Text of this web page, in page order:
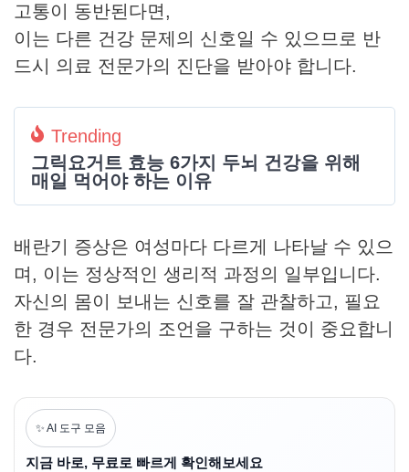
고통이 동반된다면,
이는 다른 건강 문제의 신호일 수 있으므로 반
드시 의료 전문가의 진단을 받아야 합니다.
Trending
그릭요거트 효능 6가지 두뇌 건강을 위해
매일 먹어야 하는 이유
배란기 증상은 여성마다 다르게 나타날 수 있으
며, 이는 정상적인 생리적 과정의 일부입니다.
자신의 몸이 보내는 신호를 잘 관찰하고, 필요
한 경우 전문가의 조언을 구하는 것이 중요합니
다.
✨ AI 도구 모음
지금 바로, 무료로 빠르게 확인해보세요